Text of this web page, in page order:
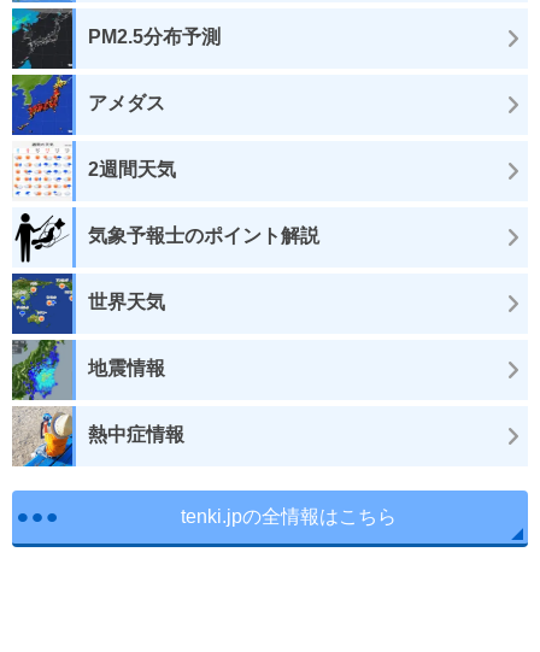
PM2.5分布予測
アメダス
2週間天気
気象予報士のポイント解説
世界天気
地震情報
熱中症情報
tenki.jpの全情報はこちら